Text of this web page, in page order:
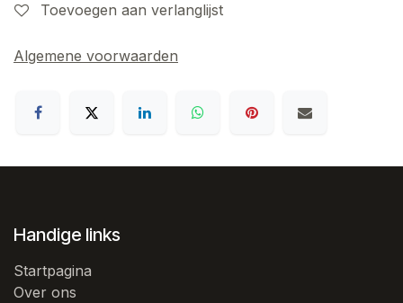
Toevoegen aan verlanglijst
Algemene voorwaarden
Handige links
Startpagina
Over ons